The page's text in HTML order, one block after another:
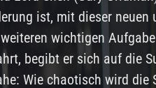
ist, mit dieser
wichtigen
begibt er sich auf die
Wie chaotisch wird die